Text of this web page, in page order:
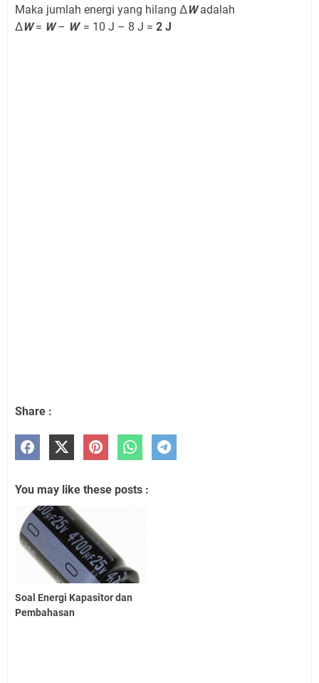
Maka jumlah energi yang hilang ΔWadalah
ΔW= W– W’ = 10 J – 8 J = 2 J
Share :
You may like these posts :
Soal Energi Kapasitor dan
Pembahasan